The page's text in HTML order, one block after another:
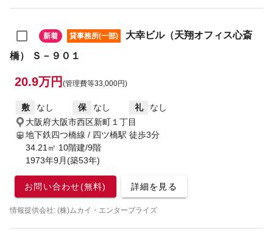
新着 貸事務所(一部)
大幸ビル（天翔オフィス心斎
橋） Ｓ－９０１
20.9万円 (管理費等33,000円)
敷 なし 保 なし 礼
なし
大阪府大阪市西区新町１丁目
地下鉄四つ橋線 / 四ツ橋駅 徒歩3分
34.21㎡ 10階建/9階
1973年9月(築53年)
お問い合わせ(無料) 詳細を見る
情報提供会社: (株)ムカイ・エンタープライズ